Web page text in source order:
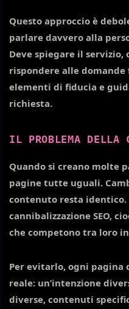
Questo approccio è
parlare davvero alla
Deve spiegare il
rispondere alle
elementi di fiducia e
richiesta.
IL PROBLEMA DELLA
Quando si creano molte
pagine tutte uguali.
contenuto resta identico.
cannibalizzazione SEO,
che competono tra loro
Per evitarlo, ogni pagina
reale: un’intenzione
diverse, contenuti